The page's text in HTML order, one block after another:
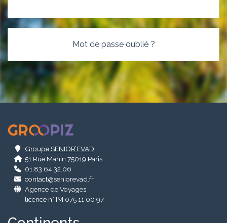
Mot de passe oublié ?
Groupe SENIOR’EVAD
51 Rue Manin 75019 Paris
01.83.64.32.06
contact@seniorevad.fr
Agence de Voyages
licence n° IM 075 11 00 97